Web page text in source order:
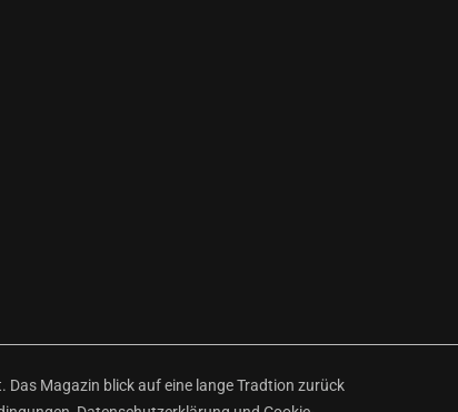
Magazin blick auf eine lange Tradtion zurück